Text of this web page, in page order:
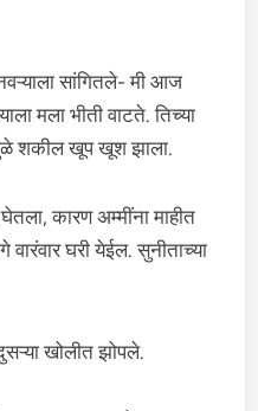
सांगितले- मी आज
मला भीती वाटते. तिच्या
शकील खूप खूश झाला.
कारण अम्मींना माहीत
घरी येईल. सुनीताच्या
खोलीत झोपले.